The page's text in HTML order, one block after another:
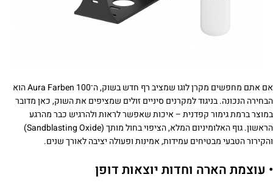
אם אתם מחפשים מקרן לוגו שמציב רף חדש בשוק, ה־Aura Farben 100 הוא
הבחירה הנכונה. בניגוד למקרנים סיניים זולים שמציפים את השוק, כאן מדובר
במוצר ברמת גימור קפדנית – איכות שאפשר לראות ולהרגיש כבר מהרגע
הראשון. גוף האלומיניום המלא, הציפוי בחול מותך (Sandblasting Oxide)
והקירור הטבעי מבטיחים עמידות, אמינות ופעולה יציבה לאורך שנים.
• עוצמת הארה וחדות יוצאות דופן